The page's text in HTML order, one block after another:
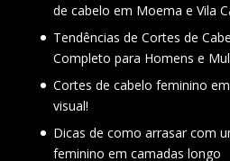
de cabelo em Moema e Vila
Tendências de Cortes de
Completo para Homens e
Cortes de cabelo feminino
visual!
Dicas de como arrasar com
feminino em camadas longo